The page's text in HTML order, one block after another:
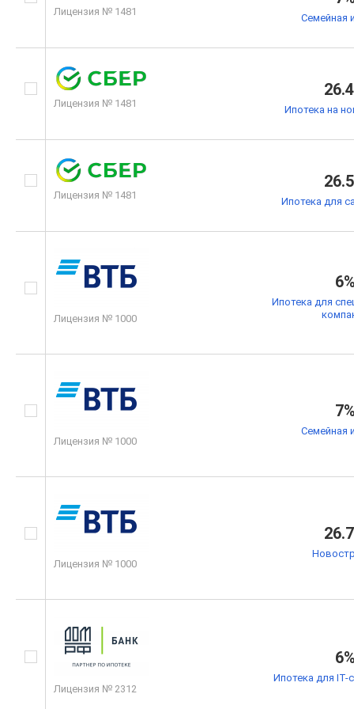
Лицензия № 1481
Семейная
Лицензия № 1481
Ипотека на
Лицензия № 1481
Ипотека для
Лицензия № 1000
Ипотека для
Лицензия № 1000
Семейная
Лицензия № 1000
Лицензия № 2312
Ипотека для IT-